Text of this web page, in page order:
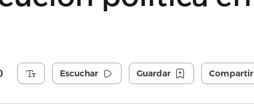
Escuchar Guardar Compartir